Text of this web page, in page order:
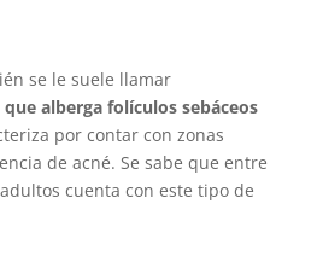
se le suele llamar
alberga folículos sebáceos
por contar con zonas
de acné. Se sabe que entre
cuenta con este tipo de